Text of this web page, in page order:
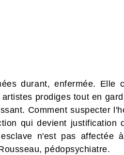
durant, enfermée. Elle
prodiges tout en
Comment suspecter
qui devient
n'est pas
pédopsychiatre.